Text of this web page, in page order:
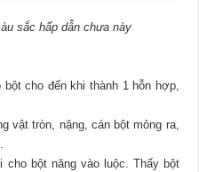
sắc hấp dẫn chưa này
cho đến khi thành 1 hỗn hợp,
vật tròn, nặng, cán bột mỏng ra,
bột năng vào luộc. Thấy bột